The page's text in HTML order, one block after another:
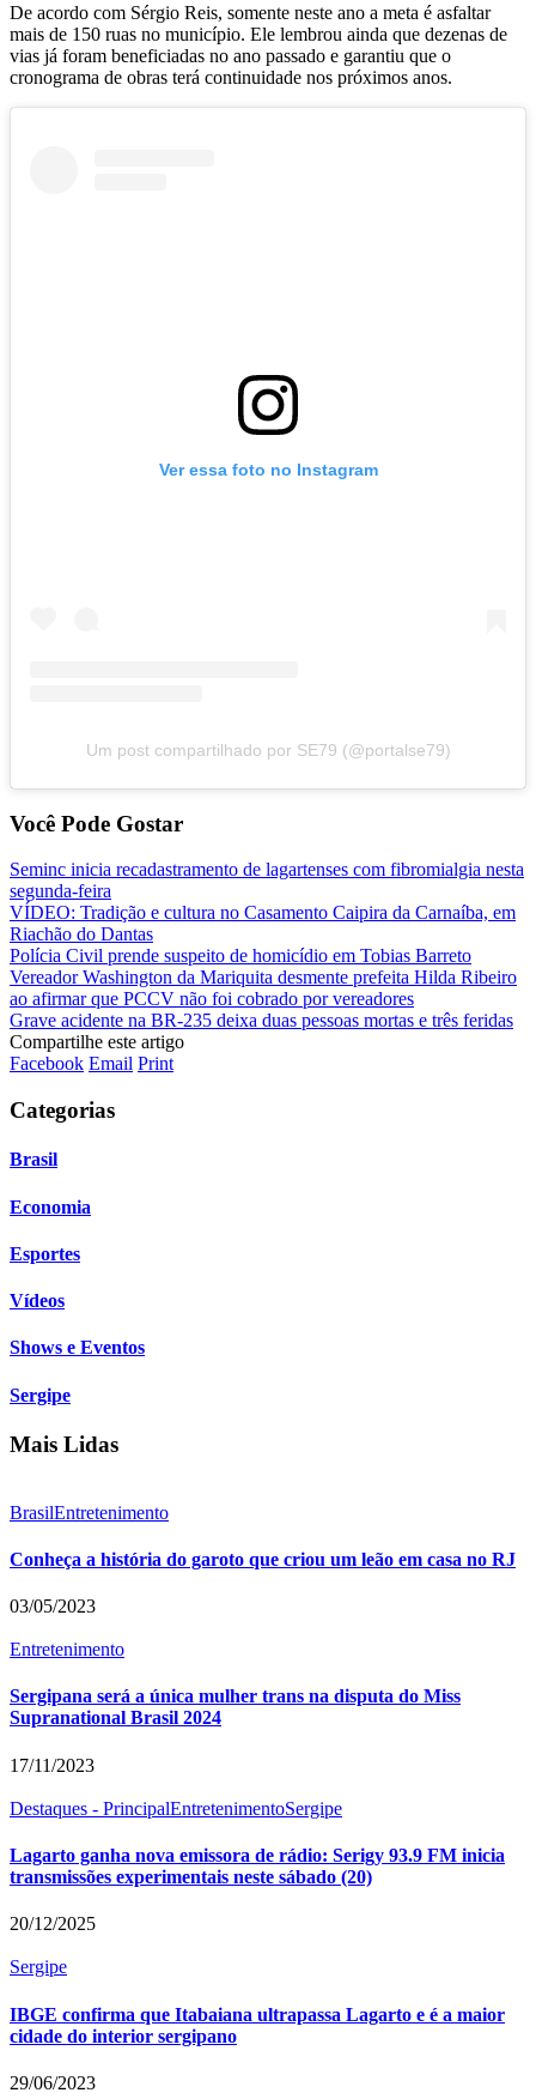
De acordo com Sérgio Reis, somente neste ano a meta é asfaltar
mais de 150 ruas no município. Ele lembrou ainda que dezenas de
vias já foram beneficiadas no ano passado e garantiu que o
cronograma de obras terá continuidade nos próximos anos.
Ver essa foto no Instagram
Um post compartilhado por SE79 (@portalse79)
Você Pode Gostar
Seminc inicia recadastramento de lagartenses com fibromialgia nesta
segunda-feira
VÍDEO: Tradição e cultura no Casamento Caipira da Carnaíba, em
Riachão do Dantas
Polícia Civil prende suspeito de homicídio em Tobias Barreto
Vereador Washington da Mariquita desmente prefeita Hilda Ribeiro
ao afirmar que PCCV não foi cobrado por vereadores
Grave acidente na BR-235 deixa duas pessoas mortas e três feridas
Compartilhe este artigo
Facebook Email Print
Categorias
Brasil
Economia
Esportes
Vídeos
Shows e Eventos
Sergipe
Mais Lidas
BrasilEntretenimento
Conheça a história do garoto que criou um leão em casa no RJ
03/05/2023
Entretenimento
Sergipana será a única mulher trans na disputa do Miss
Supranational Brasil 2024
17/11/2023
Destaques - PrincipalEntretenimentoSergipe
Lagarto ganha nova emissora de rádio: Serigy 93.9 FM inicia
transmissões experimentais neste sábado (20)
20/12/2025
Sergipe
IBGE confirma que Itabaiana ultrapassa Lagarto e é a maior
cidade do interior sergipano
29/06/2023